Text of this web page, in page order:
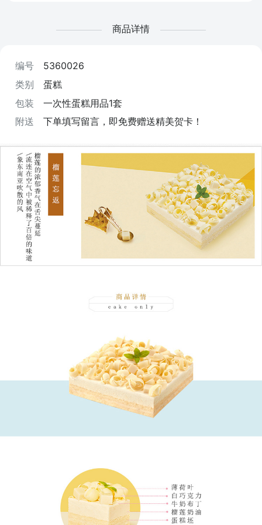
商品详情
编号
5360026
类别
蛋糕
包装
一次性蛋糕用品1套
附送
下单填写留言，即免费赠送精美贺卡！